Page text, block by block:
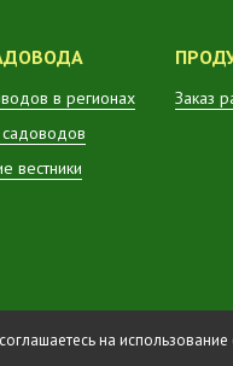
в регионах
вестники
Заказ
на